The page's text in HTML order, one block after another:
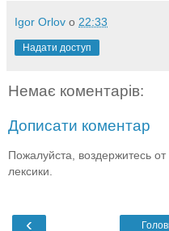
Igor Orlov о 22:33
Надати доступ
Немає коментарів:
Дописати коментар
Пожалуйста, воздержитесь
лексики.
‹